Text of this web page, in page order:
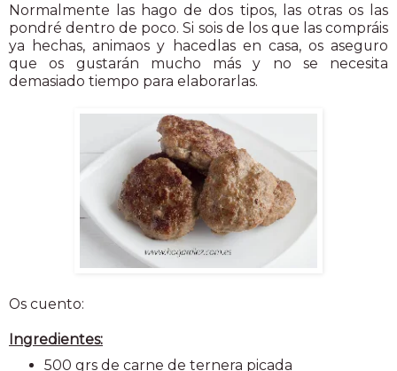
Normalmente las hago de dos tipos, las otras os las
pondré dentro de poco. Si sois de los que las compráis
ya hechas, animaos y hacedlas en casa, os aseguro
que os gustarán mucho más y no se necesita
demasiado tiempo para elaborarlas.
Os cuento:
Ingredientes:
500 grs de carne de ternera picada